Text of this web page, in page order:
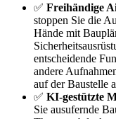
✅ Freihändige
stoppen Sie die
Hände mit
entscheidende
andere
auf der Baustelle
✅ KI-gestützte
Sie ausufernde